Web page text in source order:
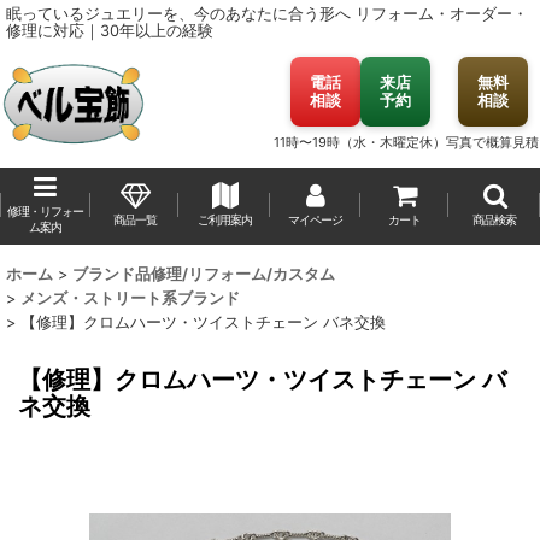
眠っているジュエリーを、今のあなたに合う形へ リフォーム・オーダー・
修理に対応｜30年以上の経験
電話
相談
来店
予約
11時〜19時（水・木曜定休）
無料
相談
写真で概算見積
修理・リフォー
ム案内
商品一覧 ご利用案内 マイページ カート 商品検索
ホーム > ブランド品修理/リフォーム/カスタム
> メンズ・ストリート系ブランド
>
【修理】クロムハーツ・ツイストチェーン バネ交換
【修理】クロムハーツ・ツイストチェーン バ
ネ交換